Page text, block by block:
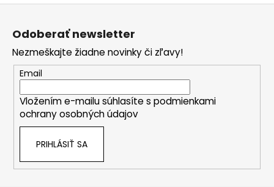
Z
Odoberať newsletter
Nezmeškajte žiadne novinky či zľavy!
Email
Vložením e-mailu súhlasíte s podmienkami
ochrany osobných údajov
PRIHLÁSIŤ SA